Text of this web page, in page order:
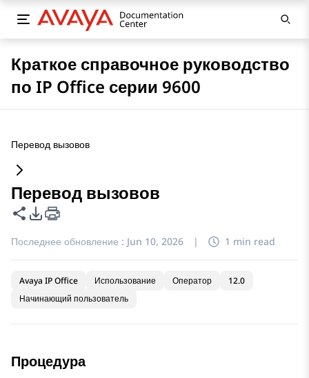
Краткое справочное руководство
по IP Office серии 9600
Перевод вызовов
Перевод вызовов
Поделиться этой страницей
Параметры экспорта PDF
Последнее обновление : Jun 10, 2026 | 1 min read
Avaya IP Office Использование Оператор
12.0
Начинающий пользователь
Процедура